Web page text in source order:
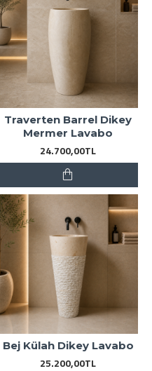
Traverten Barrel Dikey
Mermer Lavabo
24.700,00TL
Bej Külah Dikey Lavabo
25.200,00TL